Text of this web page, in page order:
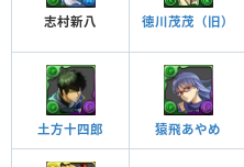
志村新八 徳川茂茂（旧）
土方十四郎 猿飛あやめ